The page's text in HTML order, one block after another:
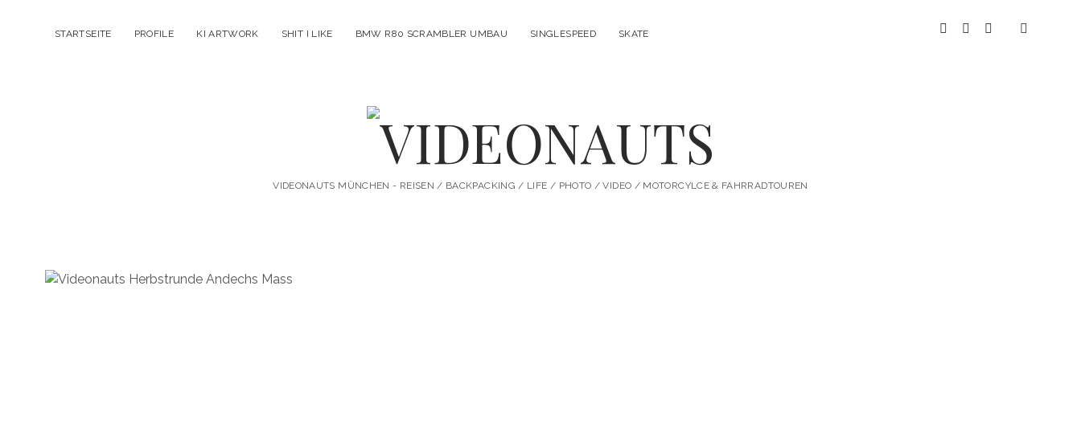
STARTSEITE PROFILE KI ARTWORK SHIT I LIKE BMW R80 SCRAMBLER UMBAU SINGLESPEED SKATE instagram
youtubespotify
VIDEONAUTS
VIDEONAUTS MÜNCHEN - REISEN / BACKPACKING / LIFE / PHOTO / VIDEO / MOTORCYLCE & FAHRRADTOUREN